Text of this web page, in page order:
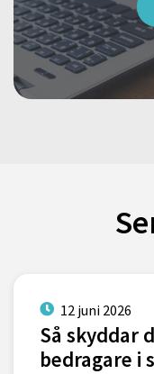
12 juni 2026
Så skyddar
bedragare i